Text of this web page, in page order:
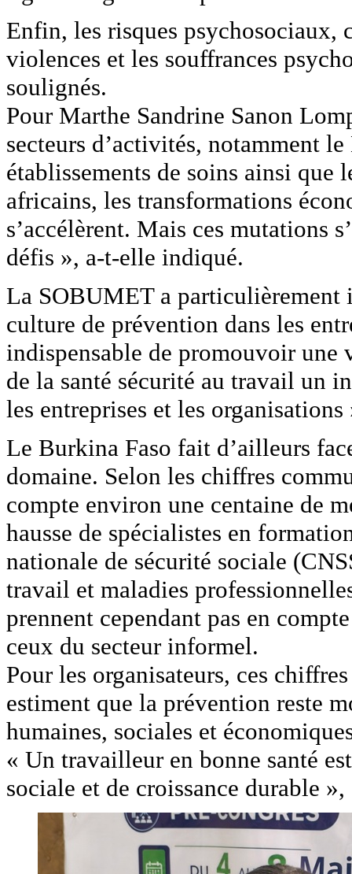
Enfin, les risques psychosociaux,
violences et les souffrances
soulignés.
Pour Marthe Sandrine Sanon
secteurs d’activités, notamment
établissements de soins ainsi que
africains, les transformations
s’accélèrent. Mais ces mutations
défis », a-t-elle indiqué.
La SOBUMET a particulièrement
culture de prévention dans les
indispensable de promouvoir
de la santé sécurité au travail un
les entreprises et les
Le Burkina Faso fait d’ailleurs
domaine. Selon les chiffres
compte environ une centaine de
hausse de spécialistes en
nationale de sécurité sociale
travail et maladies
prennent cependant pas en
ceux du secteur informel.
Pour les organisateurs, ces
estiment que la prévention reste
humaines, sociales et
« Un travailleur en bonne santé
sociale et de croissance durable